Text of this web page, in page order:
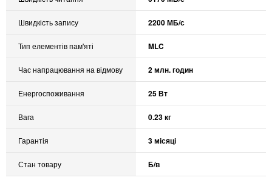
Швидкість запису 2200 МБ/с
Тип елементів пам'яті MLC
Час напрацювання на відмову 2 млн. годин
Енергоспоживання 25 Вт
Вага 0.23 кг
Гарантія 3 місяці
Стан товару Б/в